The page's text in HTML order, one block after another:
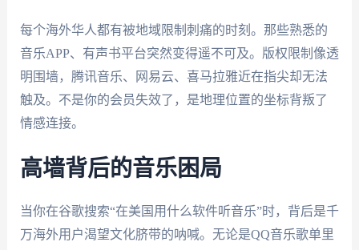
每个海外华人都有被地域限制刺痛的时刻。那些熟悉的
音乐APP、有声书平台突然变得遥不可及。版权限制像透
明围墙，腾讯音乐、网易云、喜马拉雅近在指尖却无法
触及。不是你的会员失效了，是地理位置的坐标背叛了
情感连接。
高墙背后的音乐困局
当你在谷歌搜索“在美国用什么软件听音乐”时，背后是千
万海外用户渴望文化脐带的呐喊。无论是QQ音乐歌单里